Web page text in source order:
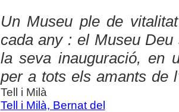
Un Museu ple de
cada any : el Museu
la seva inauguració, en
per a tots els amants de
Tell i Milà
Tell i Milà, Bernat del